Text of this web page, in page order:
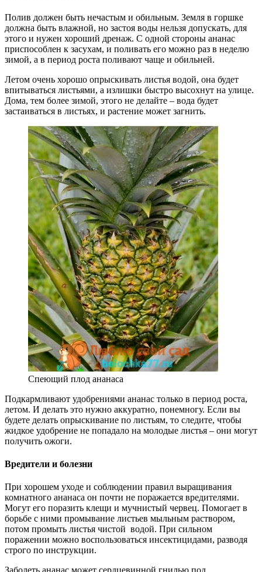
Полив должен быть нечастым и обильным. Земля в горшке
должна быть влажной, но застоя воды нельзя допускать, для
этого и нужен хороший дренаж. С одной стороны ананас
приспособлен к засухам, и поливать его можно раз в неделю
зимой, а в период роста поливают чаще и обильней.
Летом очень хорошо опрыскивать листья водой, она будет
впитываться листьями, а излишки быстро высохнут на улице.
Дома, тем более зимой, этого не делайте – вода будет
застаиваться в листьях, и растение может загнить.
Спеющий плод ананаса
Подкармливают удобрениями ананас только в период роста,
летом. И делать это нужно аккуратно, понемногу. Если вы
будете делать опрыскивание по листьям, то следите, чтобы
жидкое удобрение не попадало на молодые листья – они могут
получить ожоги.
Вредители и болезни
При хорошем уходе и соблюдении правил выращивания
комнатного ананаса он почти не поражается вредителями.
Могут его поразить клещи и мучнистый червец. Помогает в
борьбе с ними промывание листьев мыльным раствором,
потом промыть листья чистой водой. При сильном
поражении можно воспользоваться инсектицидами, разводя
строго по инструкции.
Заболеть ананас может сердцевинной гнилью под